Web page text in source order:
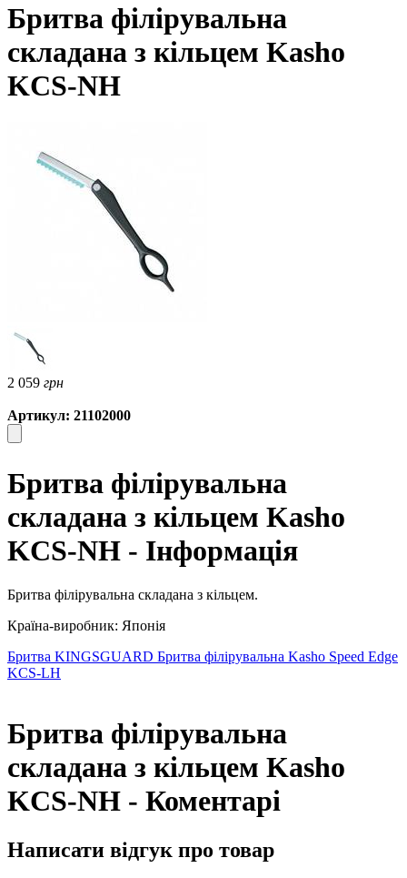
Бритва філірувальна
складана з кільцем Kasho
KCS-NH
2 059 грн
Артикул: 21102000
Бритва філірувальна
складана з кільцем Kasho
KCS-NH - Інформація
Бритва філірувальна складана з кільцем.
Країна-виробник: Японія
Бритва KINGSGUARD Бритва філірувальна Kasho Speed ​​Edge
KCS-LH
Бритва філірувальна
складана з кільцем Kasho
KCS-NH - Коментарі
Написати відгук про товар